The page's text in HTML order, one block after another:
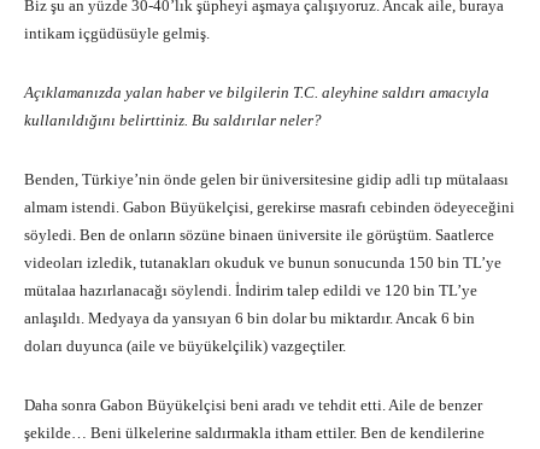
Biz şu an yüzde 30-40’lık şüpheyi aşmaya çalışıyoruz. Ancak aile, buraya
intikam içgüdüsüyle gelmiş.
Açıklamanızda yalan haber ve bilgilerin T.C. aleyhine saldırı amacıyla
kullanıldığını belirttiniz. Bu saldırılar neler?
Benden, Türkiye’nin önde gelen bir üniversitesine gidip adli tıp mütalaası
almam istendi. Gabon Büyükelçisi, gerekirse masrafı cebinden ödeyeceğini
söyledi. Ben de onların sözüne binaen üniversite ile görüştüm. Saatlerce
videoları izledik, tutanakları okuduk ve bunun sonucunda 150 bin TL’ye
mütalaa hazırlanacağı söylendi. İndirim talep edildi ve 120 bin TL’ye
anlaşıldı. Medyaya da yansıyan 6 bin dolar bu miktardır. Ancak 6 bin
doları duyunca (aile ve büyükelçilik) vazgeçtiler.
Daha sonra Gabon Büyükelçisi beni aradı ve tehdit etti. Aile de benzer
şekilde… Beni ülkelerine saldırmakla itham ettiler. Ben de kendilerine